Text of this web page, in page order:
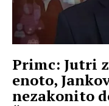
Primc: Jutri
enoto,
nezakonito